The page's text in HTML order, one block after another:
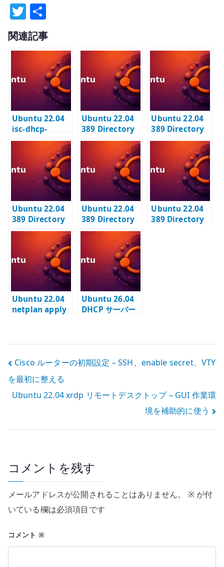
T
w
it
r
有
関連記事
Ubuntu 22.04
isc-dhcp-
server – PXE ブ
ートを見据えた
DHCP サーバー
構築
Ubuntu 22.04
389 Directory
Server #1 – イ
ンスタンス作成
と suffix 設計
Ubuntu 22.04
389 Directory
Server #2 – TLS
有効化と LDAPS
Ubuntu 22.04
389 Directory
Server #3 – ベ
ースエントリー
Ubuntu 22.04
389 Directory
Server #4 –
BIND ユーザーと
アクセス制御
Ubuntu 22.04
389 Directory
Ubuntu 22.04
netplan apply
ない環境での考
え方
Ubuntu 26.04
DHCP サーバー
投
稿
ナ
ビ
ー
シ
ョ
ン
Cisco ルーターの初期設定 – SSH、enable secret、VTY
を最初に整える
Ubuntu 22.04 xrdp リモートデスクトップ – GUI 作業環
境を補助的に使う
コメントを残す
メールアドレスが公開されることはありません。 ※が付
いている欄は必須項目です
コメント ※